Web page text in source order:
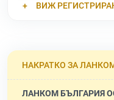
ВИЖ
НАКРАТКО ЗА
ЛАНКОМ БЪЛГАРИЯ